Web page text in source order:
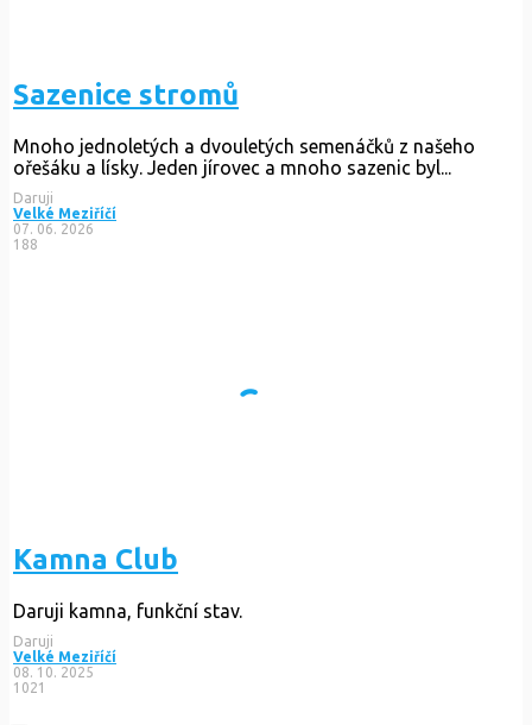
Sazenice stromů
Mnoho jednoletých a dvouletých semenáčků z našeho
ořešáku a lísky. Jeden jírovec a mnoho sazenic byl...
Daruji
Velké Meziříčí
07. 06. 2026
188
Kamna Club
Daruji kamna, funkční stav.
Daruji
Velké Meziříčí
08. 10. 2025
1021